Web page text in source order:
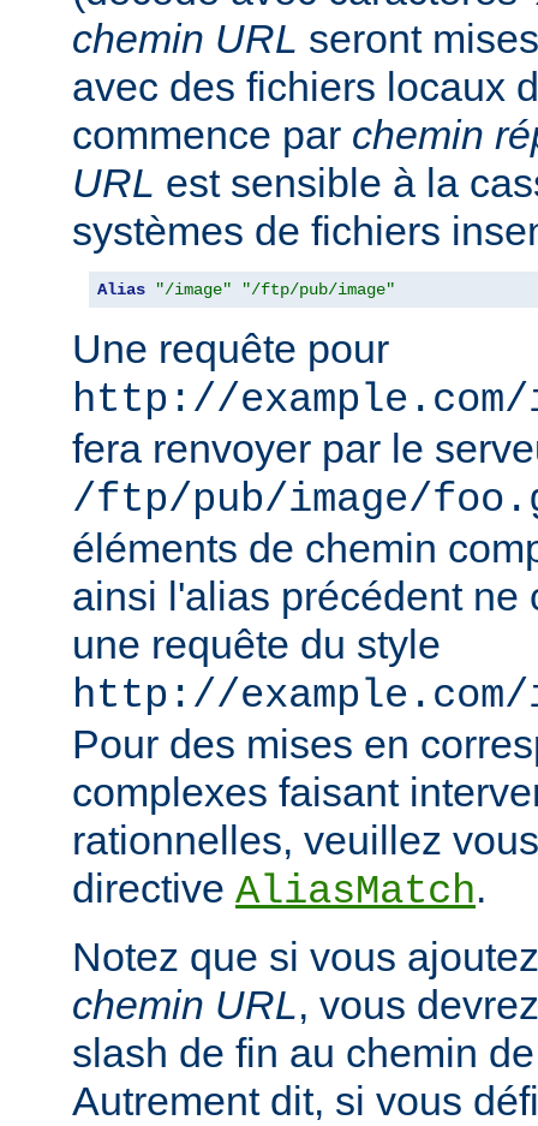
chemin URL seront
avec des fichiers locaux
commence par chemin
URL est sensible à la
systèmes de fichiers
Alias "/image" "/ftp/pub/image"
Une requête pour
http://
fera renvoyer par le
/ftp/pub/image/
éléments de chemin
ainsi l'alias précédent ne
une requête du style
http://
Pour des mises en
complexes faisant
rationnelles, veuillez
directive AliasMatch.
Notez que si vous
chemin URL, vous
slash de fin au chemin
Autrement dit, si vous